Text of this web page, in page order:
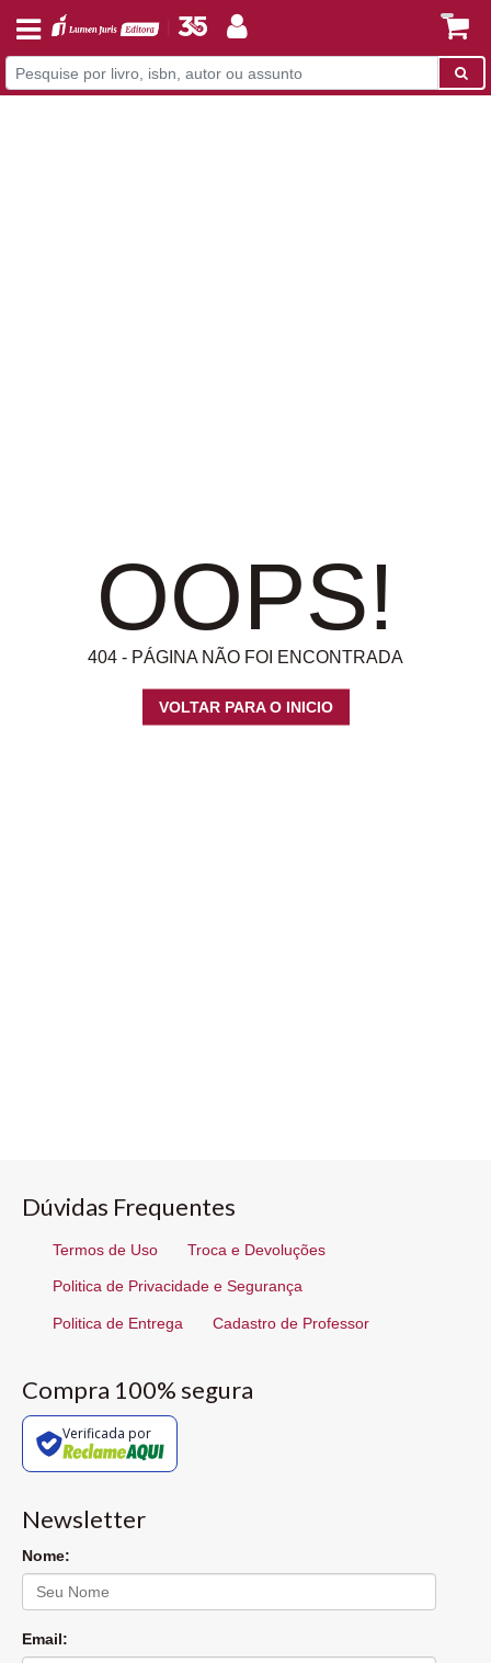
OOPS!
404 - PÁGINA NÃO FOI ENCONTRADA
VOLTAR PARA O INICIO
Dúvidas Frequentes
Termos de Uso Troca e Devoluções
Politica de Privacidade e Segurança
Politica de Entrega Cadastro de Professor
Compra 100% segura
Verificada por
Newsletter
Nome:
Email: